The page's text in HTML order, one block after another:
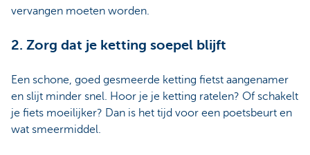
vervangen moeten worden.
2. Zorg dat je ketting soepel blijft
Een schone, goed gesmeerde ketting fietst aangenamer
en slijt minder snel. Hoor je je ketting ratelen? Of schakelt
je fiets moeilijker? Dan is het tijd voor een poetsbeurt en
wat smeermiddel.